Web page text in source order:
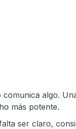
algo.
más potente.
ser claro,